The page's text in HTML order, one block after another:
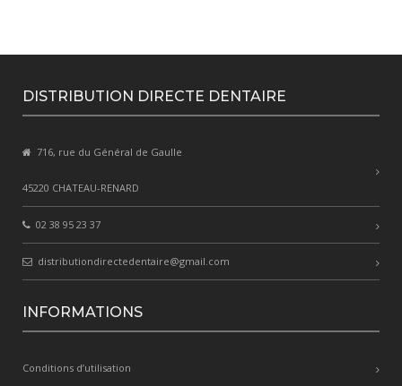
DISTRIBUTION DIRECTE DENTAIRE
716, rue du Général de Gaulle
45220 CHATEAU-RENARD
02 38 95 23 37
distributiondirectedentaire@gmail.com
INFORMATIONS
Conditions d’utilisation